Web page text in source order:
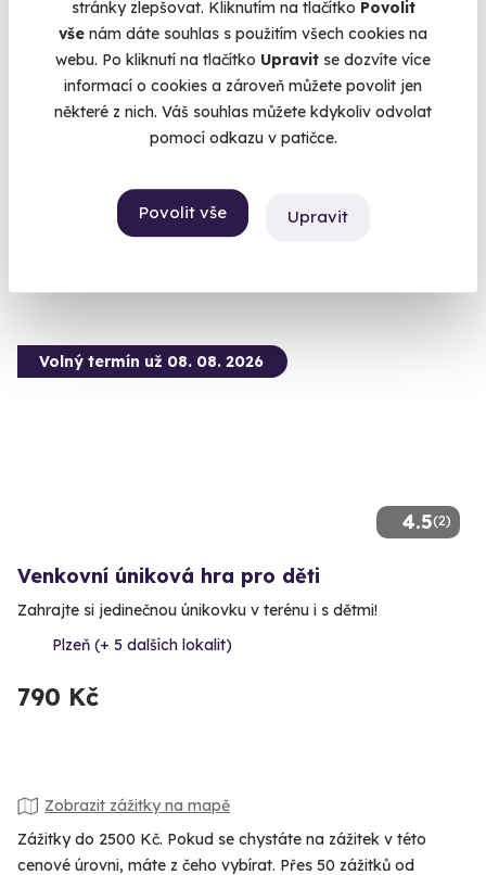
stránky zlepšovat. Kliknutím na tlačítko Povolit
vše nám dáte souhlas s použitím všech cookies na
webu. Po kliknutí na tlačítko Upravit se dozvíte více
informací o cookies a zároveň můžete povolit jen
některé z nich. Váš souhlas můžete kdykoliv odvolat
pomocí odkazu v patičce.
Povolit vše Upravit
6.7
Vánoční venkovní úniková hra
Ponořte se naplno do vánoční atmosféry!
4.5(2)
Volný termín už 08. 08. 2026
Venkovní úniková hra pro děti
Zahrajte si jedinečnou únikovku v terénu i s dětmi!
Plzeň (+ 5 dalších lokalit)
790 Kč
Zobrazit zážitky na mapě
Zážitky do 2500 Kč. Pokud se chystáte na zážitek v této
cenové úrovni, máte z čeho vybírat. Přes 50 zážitků od